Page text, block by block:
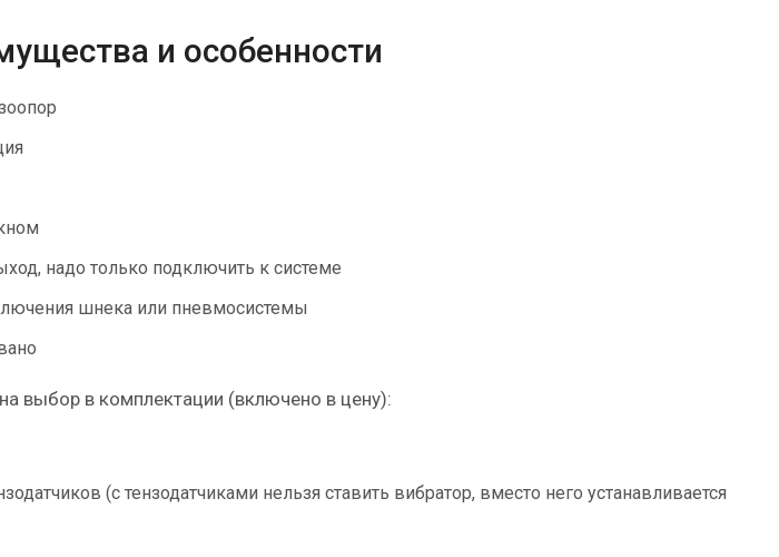
и особенности
надо только подключить к системе
шнека или пневмосистемы
выбор в комплектации (включено в цену):
(с тензодатчиками нельзя ставить вибратор, вместо него устанавливается